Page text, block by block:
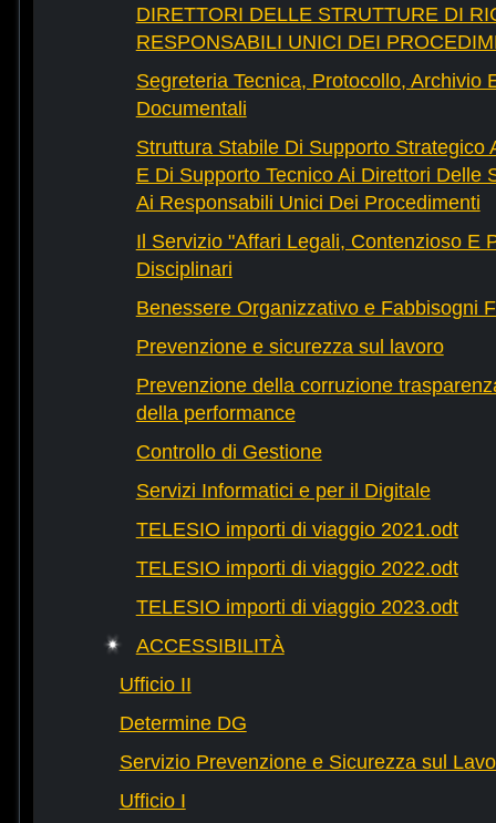
DIRETTORI DELLE STRUTTURE DI
RESPONSABILI UNICI DEI
Segreteria Tecnica, Protocollo, Archivio
Documentali
Struttura Stabile Di Supporto Strategico
E Di Supporto Tecnico Ai Direttori Delle
Ai Responsabili Unici Dei Procedimenti
Il Servizio "Affari Legali, Contenzioso E
Disciplinari
Benessere Organizzativo e Fabbisogni
Prevenzione e sicurezza sul lavoro
Prevenzione della corruzione
della performance
Controllo di Gestione
Servizi Informatici e per il Digitale
TELESIO importi di viaggio 2021.odt
TELESIO importi di viaggio 2022.odt
TELESIO importi di viaggio 2023.odt
ACCESSIBILITÀ
Ufficio II
Determine DG
Servizio Prevenzione e Sicurezza sul
Ufficio I